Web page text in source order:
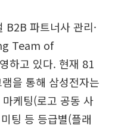
B2B 파트너사 관리·
Team of
하고 있다. 현재 81
을 통해 삼성전자는
케팅(로고 공동 사
팅 등 등급별(플래